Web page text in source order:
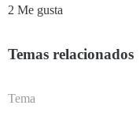
2 Me gusta
Temas relacionados
Tema